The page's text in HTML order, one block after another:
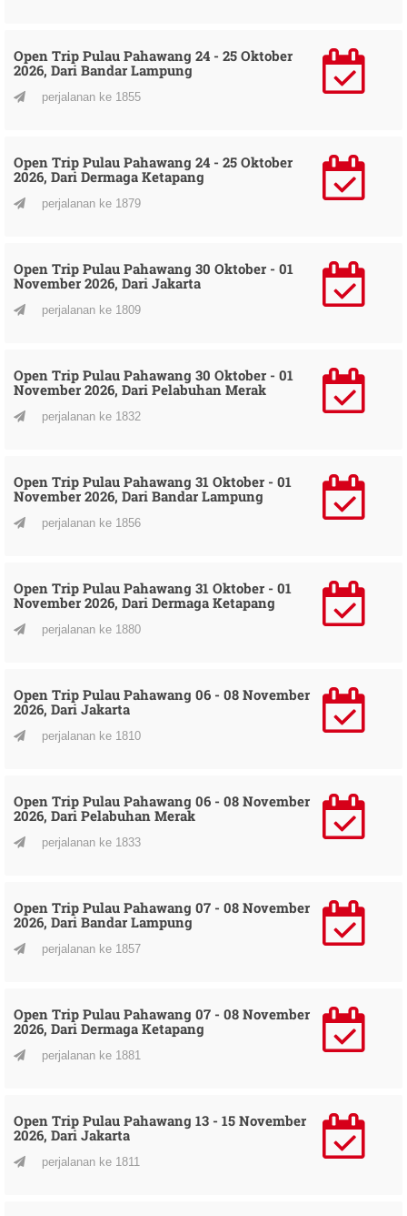
Open Trip Pulau Pahawang 24 - 25 Oktober
2026, Dari Bandar Lampung
perjalanan ke 1855
Open Trip Pulau Pahawang 24 - 25 Oktober
2026, Dari Dermaga Ketapang
perjalanan ke 1879
Open Trip Pulau Pahawang 30 Oktober - 01
November 2026, Dari Jakarta
perjalanan ke 1809
Open Trip Pulau Pahawang 30 Oktober - 01
November 2026, Dari Pelabuhan Merak
perjalanan ke 1832
Open Trip Pulau Pahawang 31 Oktober - 01
November 2026, Dari Bandar Lampung
perjalanan ke 1856
Open Trip Pulau Pahawang 31 Oktober - 01
November 2026, Dari Dermaga Ketapang
perjalanan ke 1880
Open Trip Pulau Pahawang 06 - 08 November
2026, Dari Jakarta
perjalanan ke 1810
Open Trip Pulau Pahawang 06 - 08 November
2026, Dari Pelabuhan Merak
perjalanan ke 1833
Open Trip Pulau Pahawang 07 - 08 November
2026, Dari Bandar Lampung
perjalanan ke 1857
Open Trip Pulau Pahawang 07 - 08 November
2026, Dari Dermaga Ketapang
perjalanan ke 1881
Open Trip Pulau Pahawang 13 - 15 November
2026, Dari Jakarta
perjalanan ke 1811